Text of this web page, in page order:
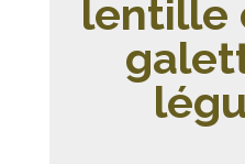
lentille